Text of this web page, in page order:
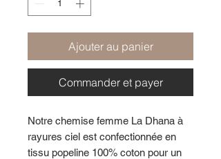
Ajouter au panier
Commander et payer
Notre chemise femme La Dhana à
rayures ciel est confectionnée en
tissu popeline 100% coton pour un